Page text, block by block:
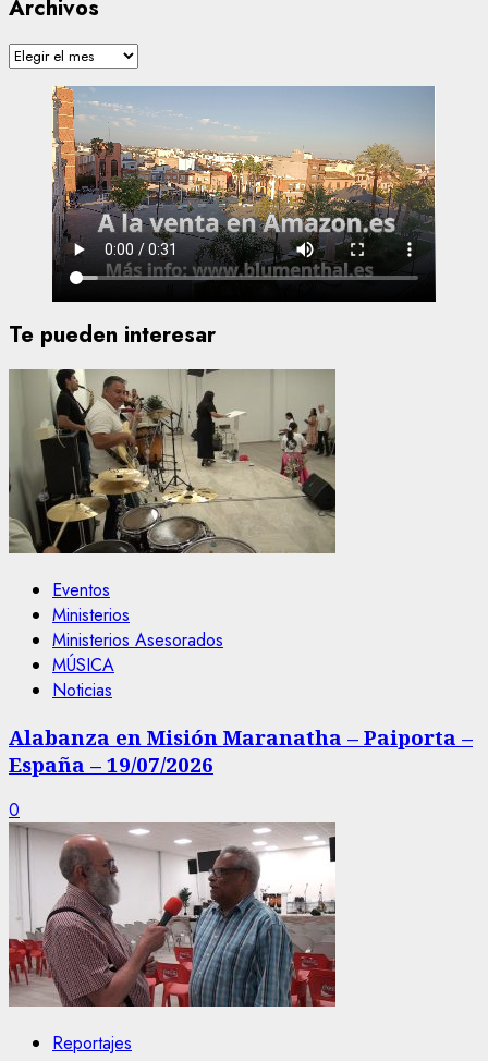
Archivos
Archivos
Te pueden interesar
Eventos
Ministerios
Ministerios Asesorados
MÚSICA
Noticias
Alabanza en Misión Maranatha – Paiporta –
España – 19/07/2026
0
Reportajes